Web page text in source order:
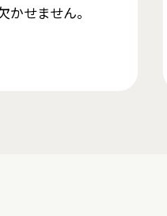
せません。